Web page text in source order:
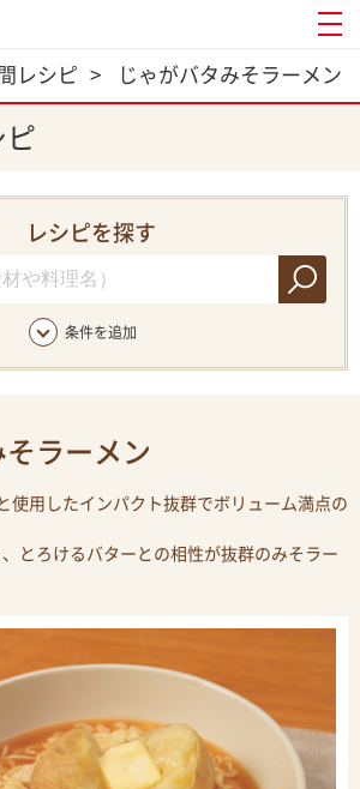
レシピ > じゃがバタみそラーメン
ピ
レシピを探す
条件を追加
そラーメン
使用したインパクト抜群でボリューム満点の
とろけるバターとの相性が抜群のみそラー